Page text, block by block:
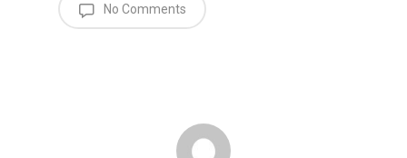
No Comments